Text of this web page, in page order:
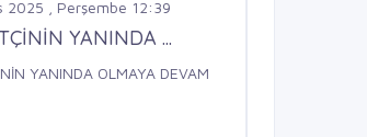
2025 , Perşembe 12:39
YANINDA ...
YANINDA OLMAYA DEVAM